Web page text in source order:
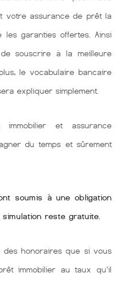
votre assurance de prêt la
garanties offertes. Ainsi
souscrire à la meilleure
le vocabulaire bancaire
expliquer simplement.
et assurance
du temps et sûrement
soumis à une obligation
reste gratuite.
des honoraires que si vous
immobilier au taux qu'il